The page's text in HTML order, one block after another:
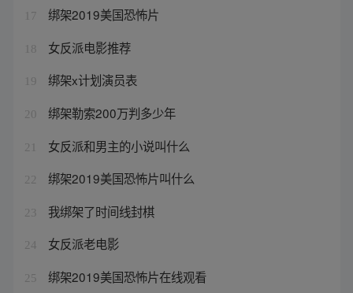
17 绑架2019美国恐怖片
18 女反派电影推荐
19 绑架x计划演员表
20 绑架勒索200万判多少年
21 女反派和男主的小说叫什么
22 绑架2019美国恐怖片叫什么
23 我绑架了时间线封棋
24 女反派老电影
25 绑架2019美国恐怖片在线观看